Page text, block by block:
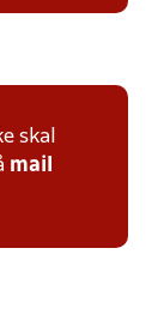
skal
mail